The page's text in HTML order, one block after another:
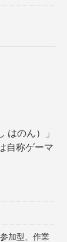
はのん）」
自称ゲーマ
加型、作業